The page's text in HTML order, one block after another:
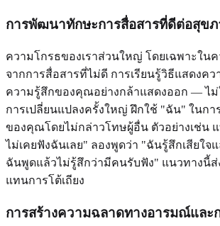
การพัฒนาทักษะการสื่อสารที่ดีต่อสุข
ความโกรธของเราส่วนใหญ่ โดยเฉพาะใน
จากการสื่อสารที่ไม่ดี การเรียนรู้วิธีแสดงคว
ความรู้สึกของคุณอย่างกล้าแสดงออก — ไ
การเปลี่ยนแปลงครั้งใหญ่ ฝึกใช้ "ฉัน" ในกา
ของคุณโดยไม่กล่าวโทษผู้อื่น ตัวอย่างเช่น
ไม่เคยฟังฉันเลย" ลองพูดว่า "ฉันรู้สึกเสียใจ
ฉันพูดแล้วไม่รู้สึกว่ามีคนรับฟัง" แนวทางนี้ส่
แทนการโต้เถียง
การสร้างความฉลาดทางอารมณ์และ